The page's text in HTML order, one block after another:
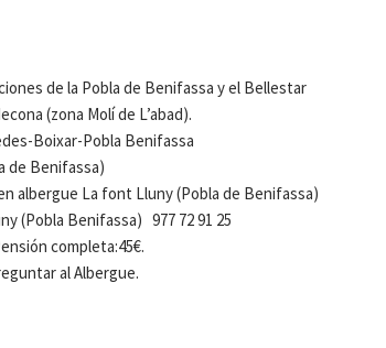
de la Pobla de Benifassa y el Bellestar
(zona Molí de L’abad).
Boixar-Pobla Benifassa
de Benifassa)
albergue La font Lluny (Pobla de Benifassa)
(Pobla Benifassa) 977 72 91 25
35€ Pensión completa:45€.
al Albergue.